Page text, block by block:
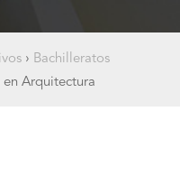
› Bachilleratos
Arquitectura